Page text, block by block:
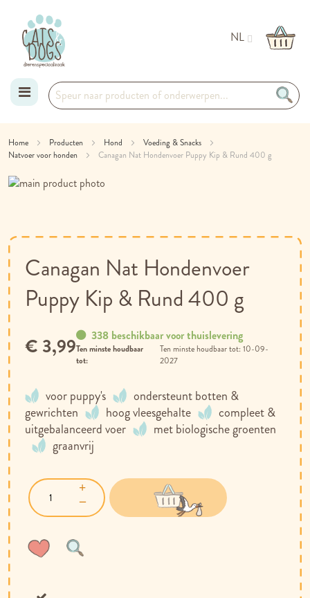
NL
naar
de
Home Producten Hond
Voeding & Snacks
Natvoer voor honden
Canagan Nat Hondenvoer Puppy Kip & Rund 400 g
Ga
van
de
afbeeldingen-
gallerij
begin
van
de
afbeeldingen-
gallerij
Canagan Nat Hondenvoer
Puppy Kip & Rund 400 g
voor puppy's
ondersteunt botten &
gewrichten
hoog vleesgehalte
compleet &
uitgebalanceerd voer
met biologische groenten
graanvrij
338 beschikbaar voor thuislevering
Ten minste houdbaar
tot:
10-09-
2027
€ 3,99